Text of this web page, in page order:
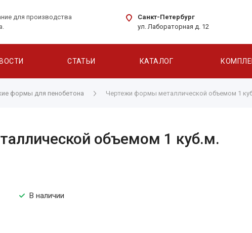
для производства
Санкт-Петербург
ул. Лабораторная д. 12
СТАТЬИ КАТАЛОГ
формы для пенобетона Чертежи формы металлической объемом 1
объемом 1 куб.м.
В наличии